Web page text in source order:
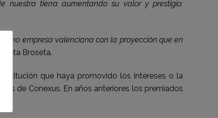
nuestra tierra aumentando su valor y prestigio:
empresa valenciana con la proyección que en
Broseta.
que haya promovido los intereses o la
de Conexus. En años anteriores los premiados